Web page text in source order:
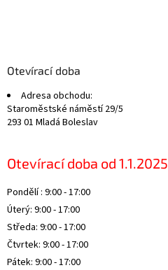
Otevírací doba
Adresa obchodu:
Staroměstské náměstí 29/5
293 01 Mladá Boleslav
Otevírací doba od 1.1.2025
Pondělí : 9:00 - 17:00
Úterý: 9:00 - 17:00
Středa: 9:00 - 17:00
Čtvrtek: 9:00 - 17:00
Pátek: 9:00 - 17:00